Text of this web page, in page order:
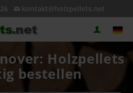
kontakt@holzpellets.net
Holzpellets
bestellen